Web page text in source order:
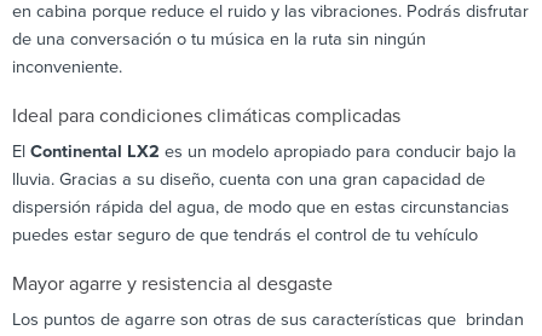
en cabina porque reduce el ruido y las vibraciones. Podrás disfrutar
de una conversación o tu música en la ruta sin ningún
inconveniente.
Ideal para condiciones climáticas complicadas
El Continental LX2 es un modelo apropiado para conducir bajo la
lluvia. Gracias a su diseño, cuenta con una gran capacidad de
dispersión rápida del agua, de modo que en estas circunstancias
puedes estar seguro de que tendrás el control de tu vehículo
Mayor agarre y resistencia al desgaste
Los puntos de agarre son otras de sus características que brindan